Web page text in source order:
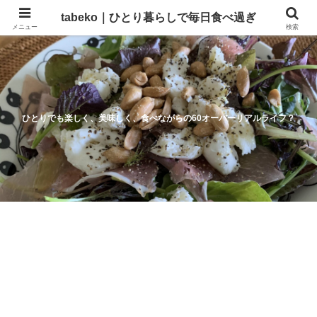
ひとりでも楽しく、美味しく、食べながらの60オーバーリアルライフ？
メニュー
tabeko｜ひとり暮らしで毎日食べ過ぎ
検索